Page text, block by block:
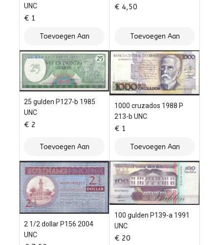
UNC
€ 1
Toevoegen Aan
Winkelwagen
€ 4,50
Toevoegen Aan
Winkelwagen
25 gulden P127-b 1985
UNC
€ 2
Toevoegen Aan
Winkelwagen
1000 cruzados 1988 P
213-b UNC
€ 1
Toevoegen Aan
Winkelwagen
2 1/2 dollar P156 2004
UNC
100 gulden P139-a 1991
UNC
€ 20